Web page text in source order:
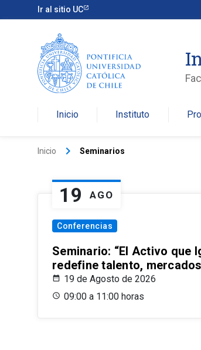
Ir al sitio UC
Inicio Instituto
Inicio keyboard_arrow_right Seminarios
19 AGO
Conferencias
Seminario: “El Activo que
redefine talento,
19 de Agosto de 2026
09:00 a 11:00 horas